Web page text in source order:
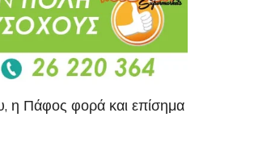
η Πάφος φορά και επίσημα